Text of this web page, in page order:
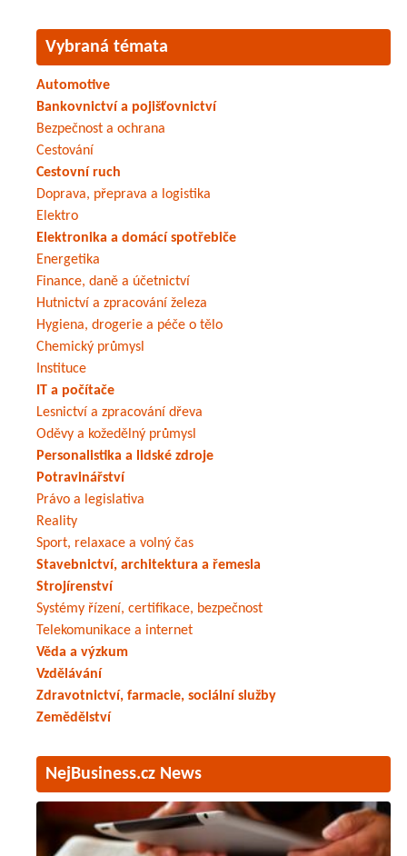
Vybraná témata
Automotive
Bankovnictví a pojišťovnictví
Bezpečnost a ochrana
Cestování
Cestovní ruch
Doprava, přeprava a logistika
Elektro
Elektronika a domácí spotřebiče
Energetika
Finance, daně a účetnictví
Hutnictví a zpracování železa
Hygiena, drogerie a péče o tělo
Chemický průmysl
Instituce
IT a počítače
Lesnictví a zpracování dřeva
Oděvy a kožedělný průmysl
Personalistika a lidské zdroje
Potravinářství
Právo a legislativa
Reality
Sport, relaxace a volný čas
Stavebnictví, architektura a řemesla
Strojírenství
Systémy řízení, certifikace, bezpečnost
Telekomunikace a internet
Věda a výzkum
Vzdělávání
Zdravotnictví, farmacie, sociální služby
Zemědělství
NejBusiness.cz News